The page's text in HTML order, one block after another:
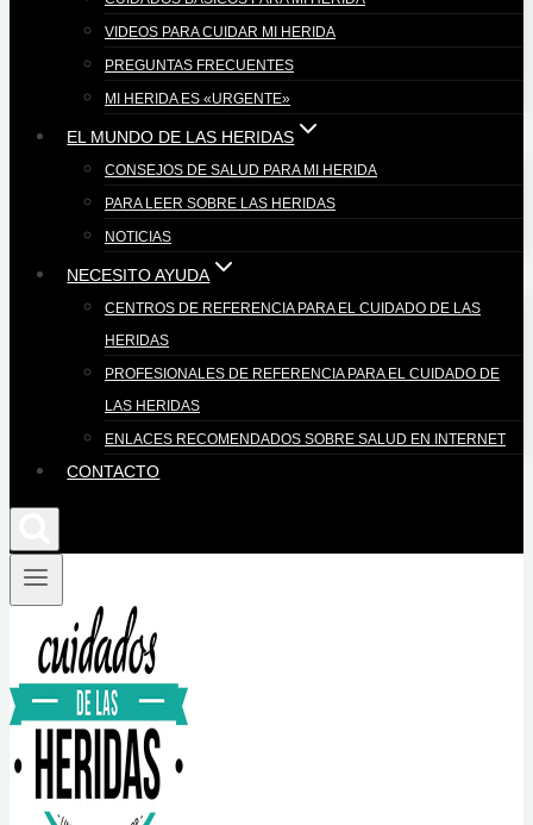
VIDEOS PARA CUIDAR MI HERIDA
PREGUNTAS FRECUENTES
MI HERIDA ES «URGENTE»
EL MUNDO DE LAS HERIDAS
CONSEJOS DE SALUD PARA MI HERIDA
PARA LEER SOBRE LAS HERIDAS
NOTICIAS
NECESITO AYUDA
CENTROS DE REFERENCIA PARA EL CUIDADO DE LAS
HERIDAS
PROFESIONALES DE REFERENCIA PARA EL CUIDADO DE
LAS HERIDAS
ENLACES RECOMENDADOS SOBRE SALUD EN INTERNET
CONTACTO